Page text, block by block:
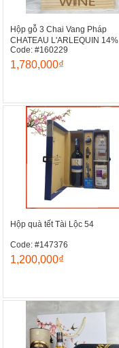
Hộp gỗ 3 Chai Vang Pháp
CHATEAU L'ARLEQUIN 14%
Code: #160229
1,780,000₫
Hộp quà tết Tài Lộc 54
Code: #147376
1,200,000₫